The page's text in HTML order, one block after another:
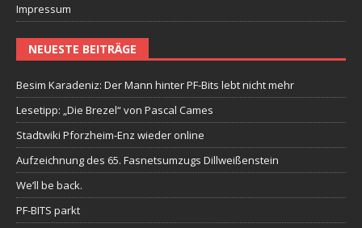
Impressum
NEUESTE BEITRÄGE
Besim Karadeniz: Der Mann hinter PF-Bits lebt nicht mehr
Lesetipp: „Die Brezel“ von Pascal Cames
Stadtwiki Pforzheim-Enz wieder online
Aufzeichnung des 65. Fasnetsumzugs Dillweißenstein
We’ll be back.
PF-BITS parkt